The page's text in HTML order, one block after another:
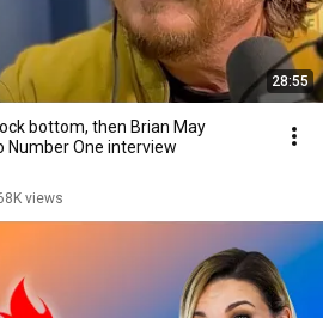
28:55
bottom, then Brian May
Number One interview
views